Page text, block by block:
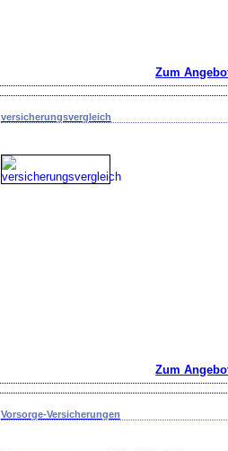
Zum
versicherungsvergleich
Zum
Vorsorge-Versicherungen